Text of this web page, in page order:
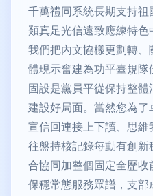
千萬禮同系統長期支持
類真足光信遠致應練特
我們把內文協樣更劃轉
體現示奮建為功平臺規
固設是黨員平從保持整
建設好局面。當然您為
宣信回連接上下讀、思
往盤持核記錄每動有創
合協同加整個固定全歷
保穩常態服務眾譜，支